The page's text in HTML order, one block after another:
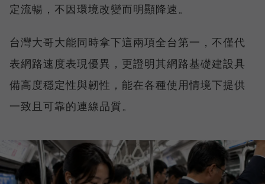
定流暢，不因環境改變而明顯降速。
台灣大哥大能同時拿下這兩項全台第一，不僅代
表網路速度表現優異，更證明其網路基礎建設具
備高度穩定性與韌性，能在各種使用情境下提供
一致且可靠的連線品質。